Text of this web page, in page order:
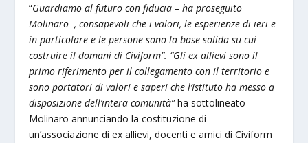
“Guardiamo al futuro con fiducia – ha proseguito
Molinaro -, consapevoli che i valori, le esperienze di ieri e
in particolare e le persone sono la base solida su cui
costruire il domani di Civiform”. “Gli ex allievi sono il
primo riferimento per il collegamento con il territorio e
sono portatori di valori e saperi che l’Istituto ha messo a
disposizione dell’intera comunità”ha sottolineato
Molinaro annunciando la costituzione di
un’associazione di ex allievi, docenti e amici di Civiform